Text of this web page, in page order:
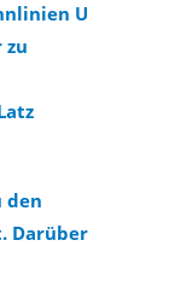
U
zu
den
Darüber